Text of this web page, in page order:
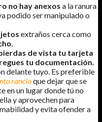
no hay anexos a la ranura
podido ser manipulado o
extraños cerca como
de vista tu tarjeta
tu documentación.
delante tuyo. Es preferible
rancioque dejar que se
en un lugar donde tú no
y aprovechen para
y evita ofender a